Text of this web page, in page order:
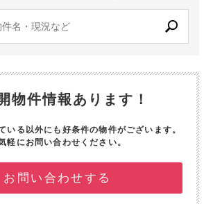
物件情報あります！
いる以外にも好条件の物件がございます。
軽にお問い合わせください。
お問い合わせする